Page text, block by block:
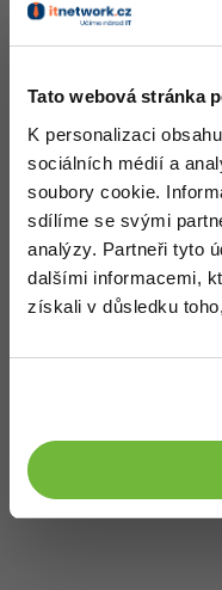
Tato webová stránka
K personalizaci
sociálních médií a
soubory cookie.
sdílíme se svými
analýzy. Partneři tyto
dalšími informacemi,
získali v důsledku
Lekce 5:GDPR
zvláštní údaje a
PRO
Lekce 6:GDPR
Informování a